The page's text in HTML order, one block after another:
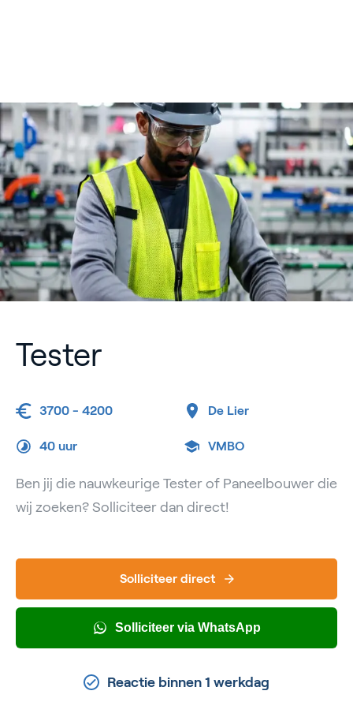
Tester
3700 - 4200 De Lier
40 uur VMBO
Ben jij die nauwkeurige Tester of Paneelbouwer die
wij zoeken? Solliciteer dan direct!
Solliciteer direct
Solliciteer via WhatsApp
Reactie binnen 1 werkdag